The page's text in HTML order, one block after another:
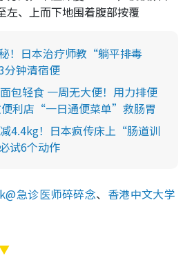
左、上而下地围着腹部按覆
！日本治疗师教“躺平排毒
钟清宿便
包轻食 一周无大便！用力排便
利店“一日通便菜单”救肠胃
4.4kg！日本疯传床上“肠道训
试6个动作
急诊医师碎碎念、 香港中文大学